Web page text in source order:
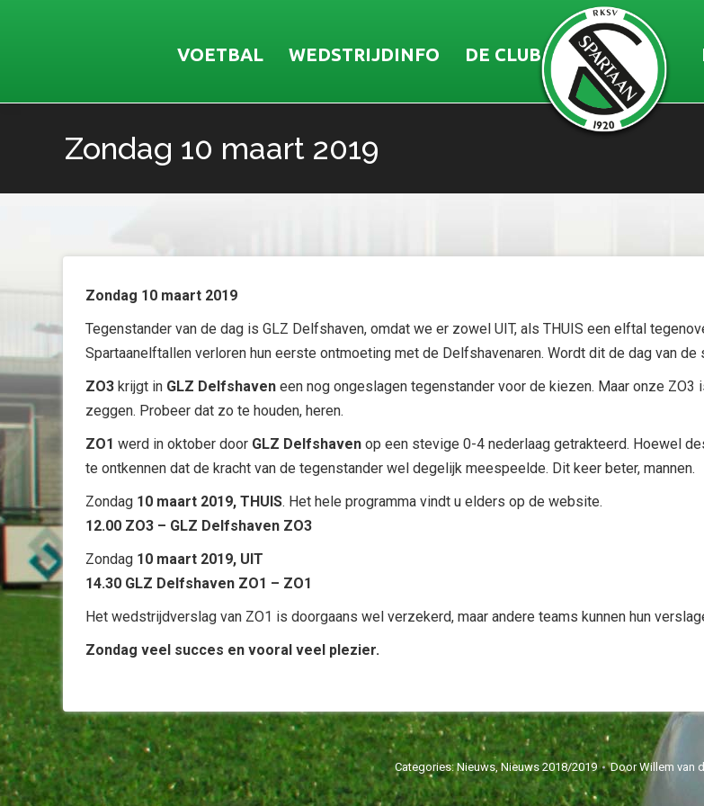
VOETBAL WEDSTRIJDINFO DE CLUB
Zondag 10 maart 2019
Je bent hier:
Zondag 10 maart 2019
Tegenstander van de dag is GLZ Delfshaven, omdat we er zowel UIT, als THUIS een elftal
Spartaanelftallen verloren hun eerste ontmoeting met de Delfshavenaren. Wordt dit de dag van de
ZO3 krijgt in GLZ Delfshaven een nog ongeslagen tegenstander voor de kiezen. Maar onze
zeggen. Probeer dat zo te houden, heren.
ZO1 werd in oktober door GLZ Delfshaven op een stevige 0-4 nederlaag getrakteerd. Hoewel
te ontkennen dat de kracht van de tegenstander wel degelijk meespeelde. Dit keer beter, mannen.
Zondag 10 maart 2019, THUIS. Het hele programma vindt u elders op de website.
12.00 ZO3 – GLZ Delfshaven ZO3
Zondag 10 maart 2019, UIT
14.30 GLZ Delfshaven ZO1 – ZO1
Het wedstrijdverslag van ZO1 is doorgaans wel verzekerd, maar andere teams kunnen hun
Zondag veel succes en vooral veel plezier.
Categories:Nieuws,Nieuws 2018/2019 DoorWillem van